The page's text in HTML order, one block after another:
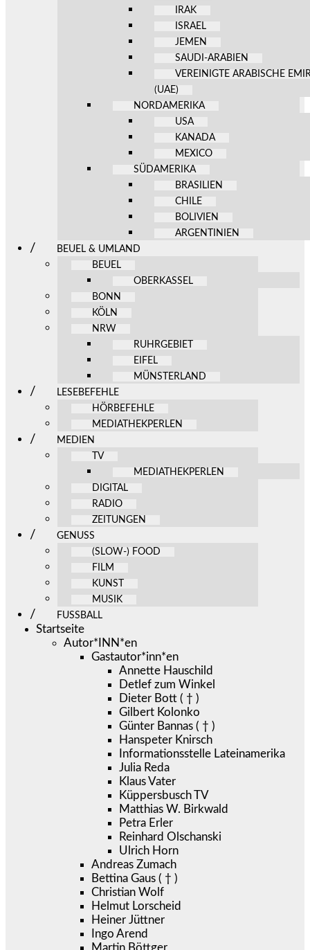
IRAK
ISRAEL
JEMEN
SAUDI-ARABIEN
VEREINIGTE ARABISCHE
(UAE)
NORDAMERIKA
USA
KANADA
MEXICO
SÜDAMERIKA
BRASILIEN
CHILE
BOLIVIEN
ARGENTINIEN
BEUEL & UMLAND
BEUEL
OBERKASSEL
BONN
KÖLN
NRW
RUHRGEBIET
EIFEL
MÜNSTERLAND
LESEBEFEHLE
HÖRBEFEHLE
MEDIATHEKPERLEN
MEDIEN
TV
MEDIATHEKPERLEN
DIGITAL
RADIO
ZEITUNGEN
GENUSS
(SLOW-) FOOD
FILM
KUNST
MUSIK
FUSSBALL
Startseite
Autor*INN*en
Gastautor*inn*en
Annette Hauschild
Detlef zum Winkel
Dieter Bott ( † )
Gilbert Kolonko
Günter Bannas ( † )
Hanspeter Knirsch
Informationsstelle Lateinamerika
Julia Reda
Klaus Vater
Küppersbusch TV
Matthias W. Birkwald
Petra Erler
Reinhard Olschanski
Ulrich Horn
Andreas Zumach
Bettina Gaus ( † )
Christian Wolf
Helmut Lorscheid
Heiner Jüttner
Ingo Arend
Martin Böttger